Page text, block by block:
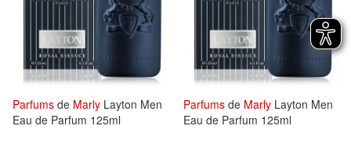
Parfums de Marly Layton Men
Eau de Parfum 125ml
Parfums de Marly Layton Men
Eau de Parfum 125ml